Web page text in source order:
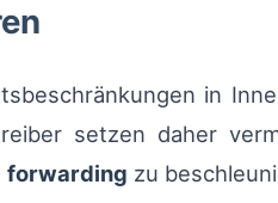
in
setzen daher
forwarding zu